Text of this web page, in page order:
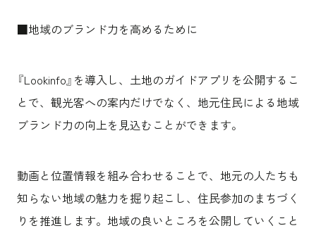
■地域のブランド力を高めるために
『Lookinfo』を導入し、土地のガイドアプリを公開するこ
とで、観光客への案内だけでなく、地元住民による地域
ブランド力の向上を見込むことができます。
動画と位置情報を組み合わせることで、地元の人たちも
知らない地域の魅力を掘り起こし、住民参加のまちづく
りを推進します。地域の良いところを公開していくこと